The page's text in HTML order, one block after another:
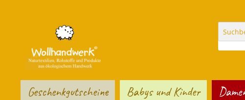
Geschenkgutscheine Babys und Kinder